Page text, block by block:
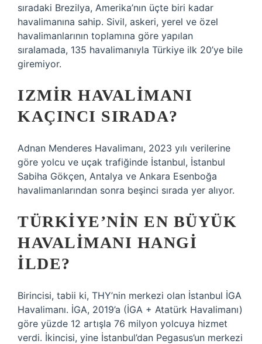
sıradaki Brezilya, Amerika’nın üçte biri kadar
havalimanına sahip. Sivil, askeri, yerel ve özel
havalimanlarının toplamına göre yapılan
sıralamada, 135 havalimanıyla Türkiye ilk 20’ye bile
giremiyor.
IZMIR HAVALIMANI
KAÇINCI SIRADA?
Adnan Menderes Havalimanı, 2023 yılı verilerine
göre yolcu ve uçak trafiğinde İstanbul, İstanbul
Sabiha Gökçen, Antalya ve Ankara Esenboğa
havalimanlarından sonra beşinci sırada yer alıyor.
TÜRKIYE’NIN EN BÜYÜK
HAVALIMANI HANGI
ILDE?
Birincisi, tabii ki, THY’nin merkezi olan İstanbul İGA
Havalimanı. İGA, 2019’a (İGA + Atatürk Havalimanı)
göre yüzde 12 artışla 76 milyon yolcuya hizmet
verdi. İkincisi, yine İstanbul’dan Pegasus’un merkezi